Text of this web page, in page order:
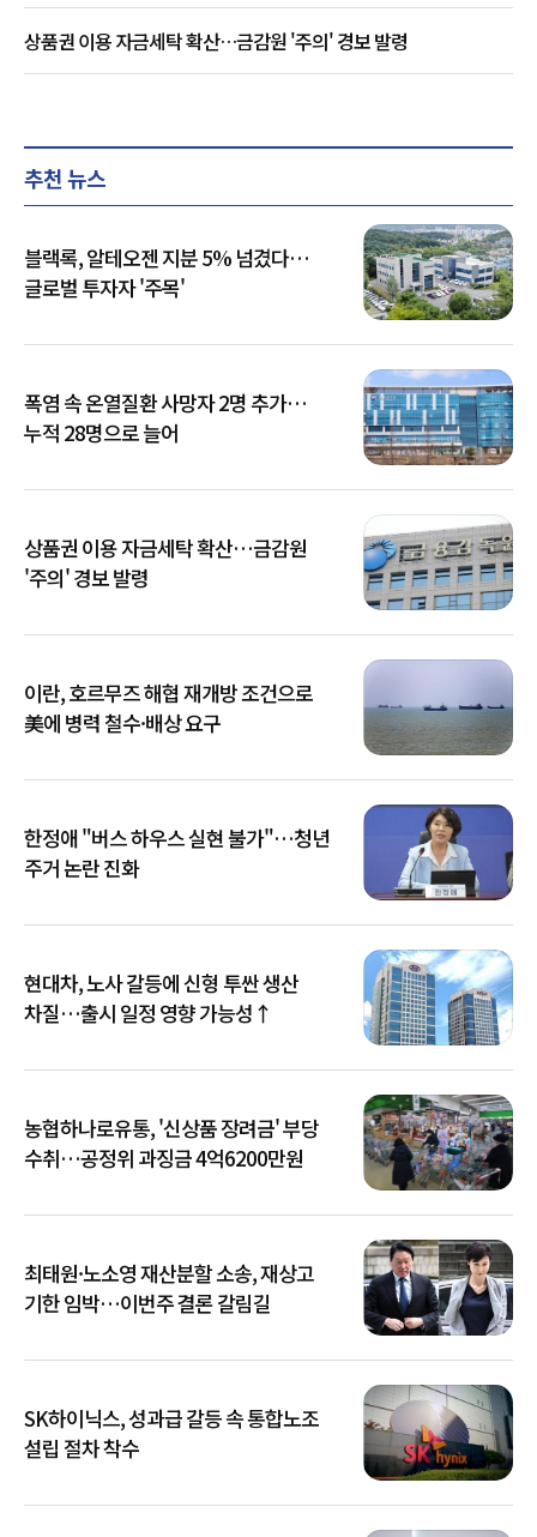
상품권 이용 자금세탁 확산…금감원 '주의' 경보 발령
추천 뉴스
블랙록, 알테오젠 지분 5% 넘겼다…
글로벌 투자자 '주목'
폭염 속 온열질환 사망자 2명 추가…
누적 28명으로 늘어
상품권 이용 자금세탁 확산…금감원
'주의' 경보 발령
이란, 호르무즈 해협 재개방 조건으로
美에 병력 철수·배상 요구
한정애 "버스 하우스 실현 불가"…청년
주거 논란 진화
현대차, 노사 갈등에 신형 투싼 생산
차질…출시 일정 영향 가능성↑
농협하나로유통, '신상품 장려금' 부당
수취…공정위 과징금 4억6200만원
최태원·노소영 재산분할 소송, 재상고
기한 임박…이번주 결론 갈림길
SK하이닉스, 성과급 갈등 속 통합노조
설립 절차 착수